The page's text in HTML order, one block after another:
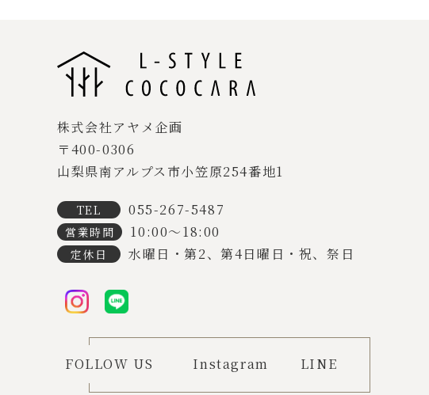
株式会社アヤメ企画
〒400-0306
山梨県南アルプス市小笠原254番地1
TEL 055-267-5487
営業時間 10:00～18:00
定休日 水曜日・第2、第4日曜日・祝、祭日
FOLLOW US Instagram LINE